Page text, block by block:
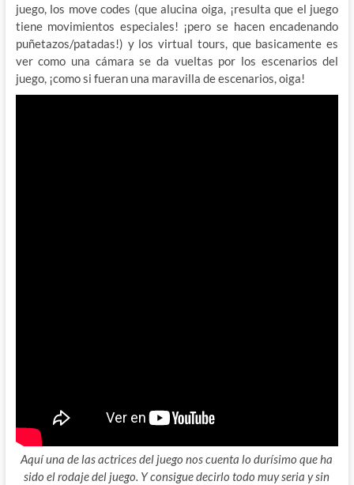
juego, los move codes (que alucina oiga, ¡resulta que el juego
tiene movimientos especiales! ¡pero se hacen encadenando
puñetazos/patadas!) y los virtual tours, que basicamente es
ver como una cámara se da vueltas por los escenarios del
juego, ¡como si fueran una maravilla de escenarios, oiga!
Aquí una de las actrices del juego nos cuenta lo durísimo que ha
sido el rodaje del juego. Y consigue decirlo todo muy seria y sin